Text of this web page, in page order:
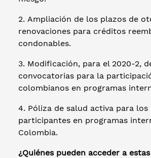
2. Ampliación de los plazos de
renovaciones para créditos
condonables.
3. Modificación, para el 2020-2,
convocatorias para la
colombianos en programas
4. Póliza de salud activa para
participantes en programas
Colombia.
¿Quiénes pueden acceder a